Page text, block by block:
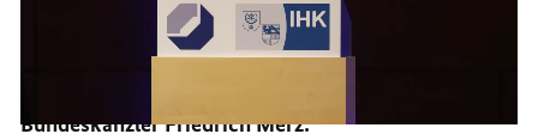
Halle
Lesen Sie hier die Mitschrift der
Bundeskanzler Friedrich Merz: